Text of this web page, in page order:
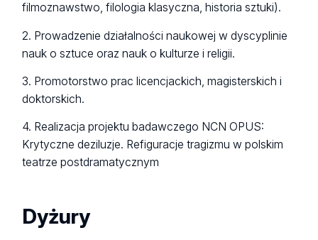
filmoznawstwo, filologia klasyczna, historia sztuki).
2. Prowadzenie działalności naukowej w dyscyplinie
nauk o sztuce oraz nauk o kulturze i religii.
3. Promotorstwo prac licencjackich, magisterskich i
doktorskich.
4. Realizacja projektu badawczego NCN OPUS:
Krytyczne deziluzje. Refiguracje tragizmu w polskim
teatrze postdramatycznym
Dyżury